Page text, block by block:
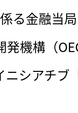
る金融当
発機構（
ニシアチ